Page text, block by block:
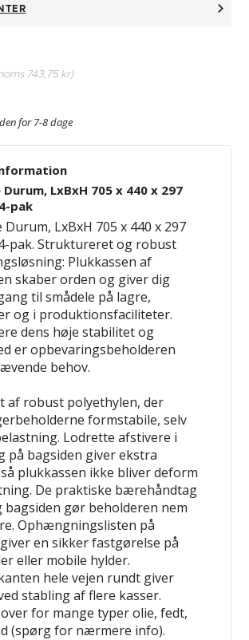
743,75 kr)
for 7-8 dage
Durum, LxBxH 705 x 440 x 297
pak
Durum, LxBxH 705 x 440 x 297
pak. Struktureret og robust
Plukkassen af
skaber orden og giver dig
til smådele på lagre,
og i produktionsfaciliteter.
dens høje stabilitet og
er opbevaringsbeholderen
behov.
af robust polyethylen, der
formstabile, selv
Lodrette afstivere i
på bagsiden giver ekstra
plukkassen ikke bliver deform
De praktiske bærehåndtag
bagsiden gør beholderen nem
Ophængningslisten på
en sikkerfastgørelse på
eller mobile hylder.
hele vejen rundt giver
stabling af flere kasser.
for mange typer olie, fedt,
(spørg for nærmere info).